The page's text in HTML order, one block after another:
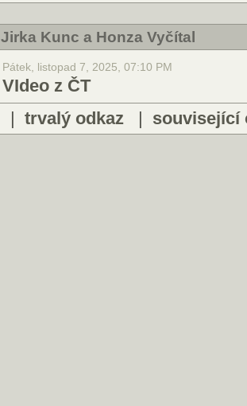
Jirka Kunc a Honza Vyčítal
Pátek, listopad 7, 2025, 07:10 PM
VIdeo z ČT
| trvalý odkaz | související